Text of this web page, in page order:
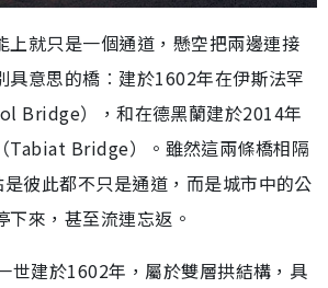
上就只是一個通道，懸空把兩邊連接
具意思的橋︰建於1602年在伊斯法罕
Bridge），和在德黑蘭建於2014年
Tabiat Bridge）。雖然這兩條橋相隔
彼此都不只是通道，而是城市中的公
來，甚至流連忘返。
世建於1602年，屬於雙層拱結構，具